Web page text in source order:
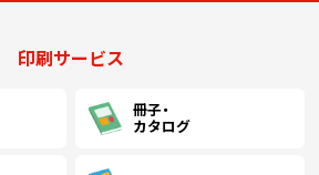
印刷サービス
冊子・
カタログ